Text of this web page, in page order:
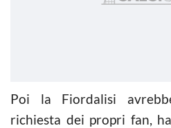
Poi la Fiordalisi
richiesta dei propri fan,